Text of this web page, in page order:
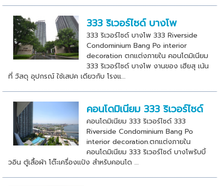
333 ริเวอร์ไซด์ บางโพ
333 ริเวอร์ไซด์ บางโพ 333 Riverside
Condominium Bang Po interior
decoration ตกแต่งภายใน คอนโดมิเนียม
333 ริเวอร์ไซด์ บางโพ งานของ เฮียสุ เน้น
ที่ วัสดุ อุปกรณ์ ใช้เสปค เดียวกับ โรงแ...
คอนโดมิเนียม 333 ริเวอร์ไซด์
คอนโดมิเนียม 333 ริเวอร์ไซด์ 333
Riverside Condominium Bang Po
interior decoration.ตกแต่งภายใน
คอนโดมิเนียม 333 ริเวอร์ไซด์ บางโพรับบิ้
วอิน ตู้เสื้อผ้า โต๊ะเครื่องแป้ง สำหรับคอนโด ...